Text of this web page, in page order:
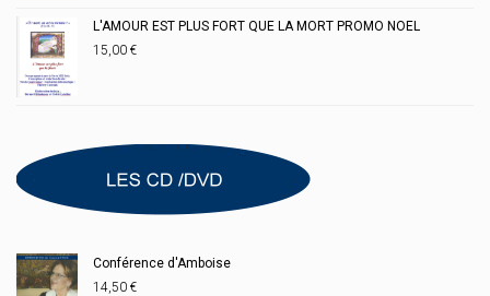
L'AMOUR EST PLUS FORT QUE LA MORT PROMO NOEL
15,00 €
Conférence d'Amboise
14,50 €